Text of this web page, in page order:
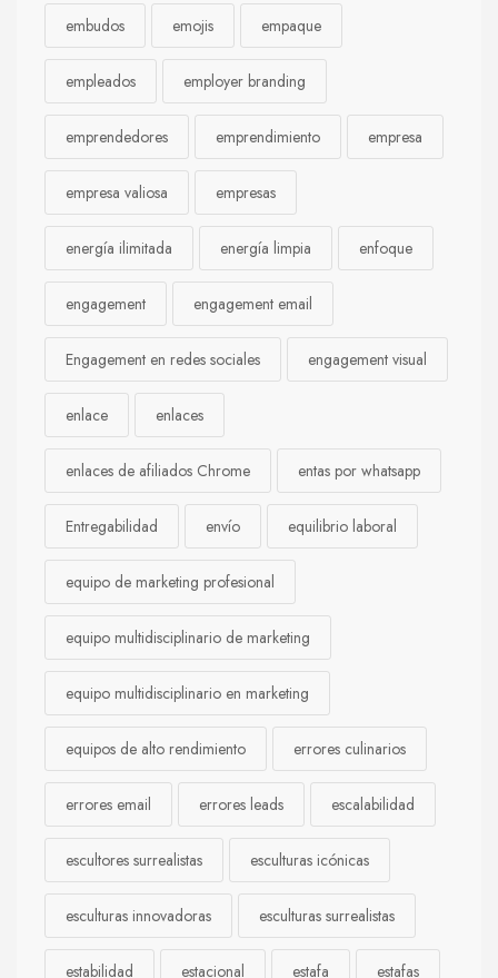
embudos emojis empaque
empleados employer branding
emprendedores emprendimiento empresa
empresa valiosa empresas
energía ilimitada energía limpia enfoque
engagement engagement email
Engagement en redes sociales engagement visual
enlace enlaces
enlaces de afiliados Chrome entas por whatsapp
Entregabilidad envío equilibrio laboral
equipo de marketing profesional
equipo multidisciplinario de marketing
equipo multidisciplinario en marketing
equipos de alto rendimiento errores culinarios
errores email errores leads escalabilidad
escultores surrealistas esculturas icónicas
esculturas innovadoras esculturas surrealistas
estabilidad estacional estafa estafas